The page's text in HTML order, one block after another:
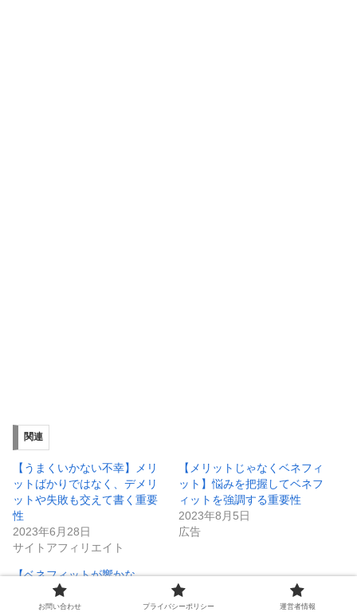
関連
【うまくいかない不幸】メリ
ットばかりではなく、デメリ
ットや失敗も交えて書く重要
性
2023年6月28日
サイトアフィリエイト
【メリットじゃなくベネフィ
ット】悩みを把握してベネフ
ィットを強調する重要性
2023年8月5日
広告
【ベネフィットが響かな
い？】メリットっとベネフィ
ットをTPOで使い分ける重要
お問い合わせ プライバシーポリシー 運営者情報